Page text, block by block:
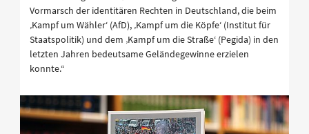
Vormarsch der identitären Rechten in Deutschland, die beim
‚Kampf um Wähler‘ (AfD), ‚Kampf um die Köpfe‘ (Institut für
Staatspolitik) und dem ‚Kampf um die Straße‘ (Pegida) in den
letzten Jahren bedeutsame Geländegewinne erzielen
konnte.“